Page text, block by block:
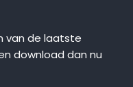
van de laatste
download dan nu